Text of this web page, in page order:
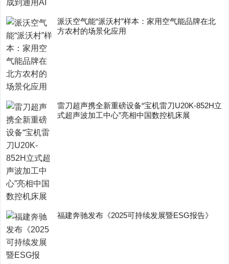
派沃空气能“派沃村”样本：家用空气能品牌在北
方农村的场景化应用
雷刀超声携全新重磅设备“宝机雷刀U20K-852H立
式超声波加工中心”亮相中国数控机床展
福建奔驰发布《2025可持续发展暨ESG报告》